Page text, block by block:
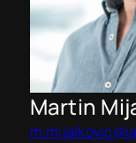
Martin